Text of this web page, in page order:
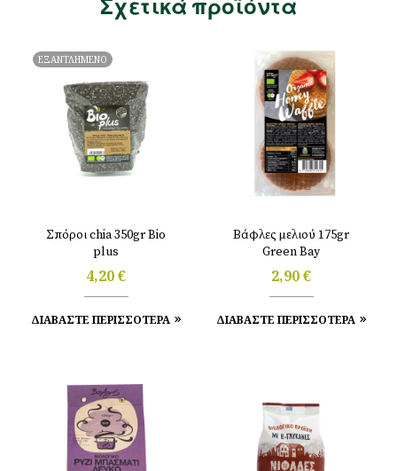
Σχετικά προϊόντα
ΕΞΑΝΤΛΗΜΕΝΟ
Σπόροι chia 350gr Bio
plus
4,20€
ΔΙΑΒΑΣΤΕ ΠΕΡΙΣΣΟΤΕΡΑ
Βάφλες μελιού 175gr
Green Bay
2,90€
ΔΙΑΒΑΣΤΕ ΠΕΡΙΣΣΟΤΕΡΑ